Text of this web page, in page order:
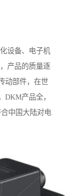
设备、电子机
产品的质量逐
动部件，在世
DKM产品全，
中国大陆对电